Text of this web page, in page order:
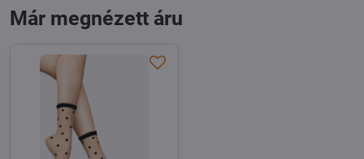
Már megnézett áru